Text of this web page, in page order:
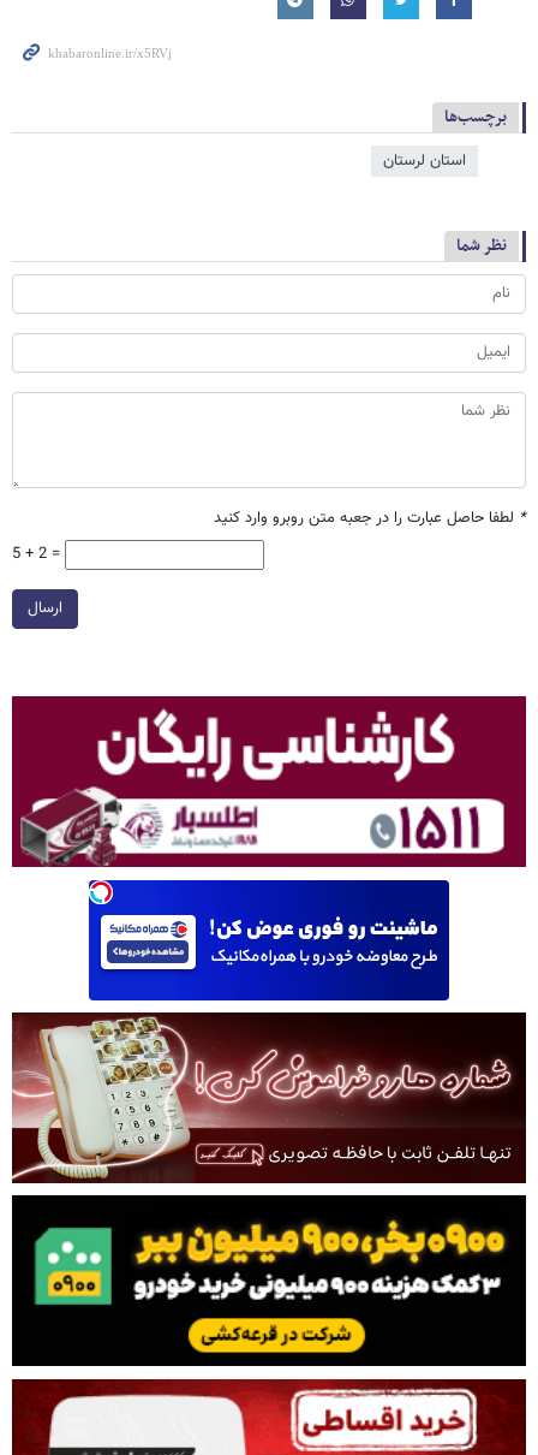
برچسب‌ها
استان لرستان
نظر شما
* لطفا حاصل عبارت را در جعبه متن روبرو وارد کنید
5 + 2 =
ارسال